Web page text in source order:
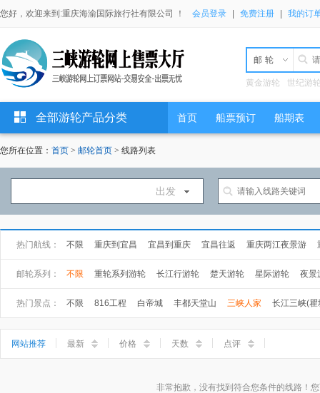
您好，欢迎来到:重庆海渝国际旅行社有限公司 ！ 会员登录 免费注册 我的订
邮轮
黄金游轮 世纪游
全部游轮产品分类 首页 船票预订 船期表
您所在位置： 首页 > 邮轮首页 > 线路列表
出发
热门航线： 不限 重庆到宜昌 宜昌到重庆 宜昌往返 重庆两江夜景游
邮轮系列：
不限 重轮系列游轮 长江行游轮 楚天游轮 星际游轮
夜景
热门景点：
不限 816工程 白帝城 丰都天堂山 三峡人家
长江三峡(
小三峡
神女溪 石宝寨 丰都鬼城
网站推荐 最新 价格 天数 点评
非常抱歉，没有找到符合您条件的线路！